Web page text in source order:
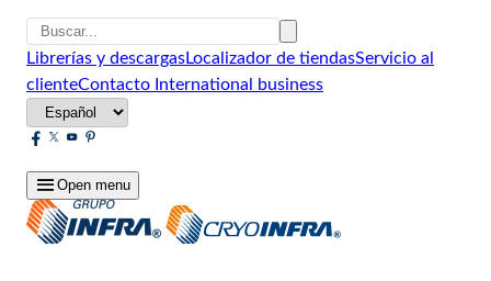
Librerías y descargasLocalizador de tiendasServicio al
clienteContacto International business
Open menu